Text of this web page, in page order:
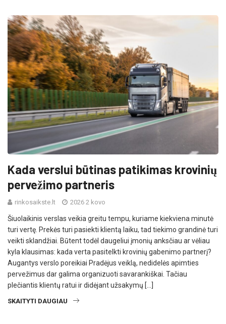
Kada verslui būtinas patikimas krovinių
pervežimo partneris
rinkosaikste.lt 2026 2 kovo
Šiuolaikinis verslas veikia greitu tempu, kuriame kiekviena minutė
turi vertę. Prekės turi pasiekti klientą laiku, tad tiekimo grandinė turi
veikti sklandžiai. Būtent todėl daugeliui įmonių anksčiau ar vėliau
kyla klausimas: kada verta pasitelkti krovinių gabenimo partnerį?
Augantys verslo poreikiai Pradėjus veiklą, nedidelės apimties
pervežimus dar galima organizuoti savarankiškai. Tačiau
plečiantis klientų ratui ir didėjant užsakymų […]
SKAITYTI DAUGIAU